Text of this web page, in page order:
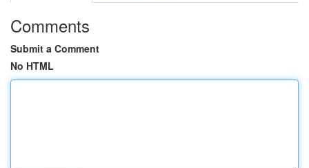
Comments
Submit a Comment
No HTML